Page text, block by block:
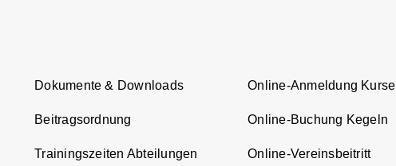
Dokumente & Downloads
Beitragsordnung
Trainingszeiten Abteilungen
Online-Anmeldung Kurse
Online-Buchung Kegeln
Online-Vereinsbeitritt